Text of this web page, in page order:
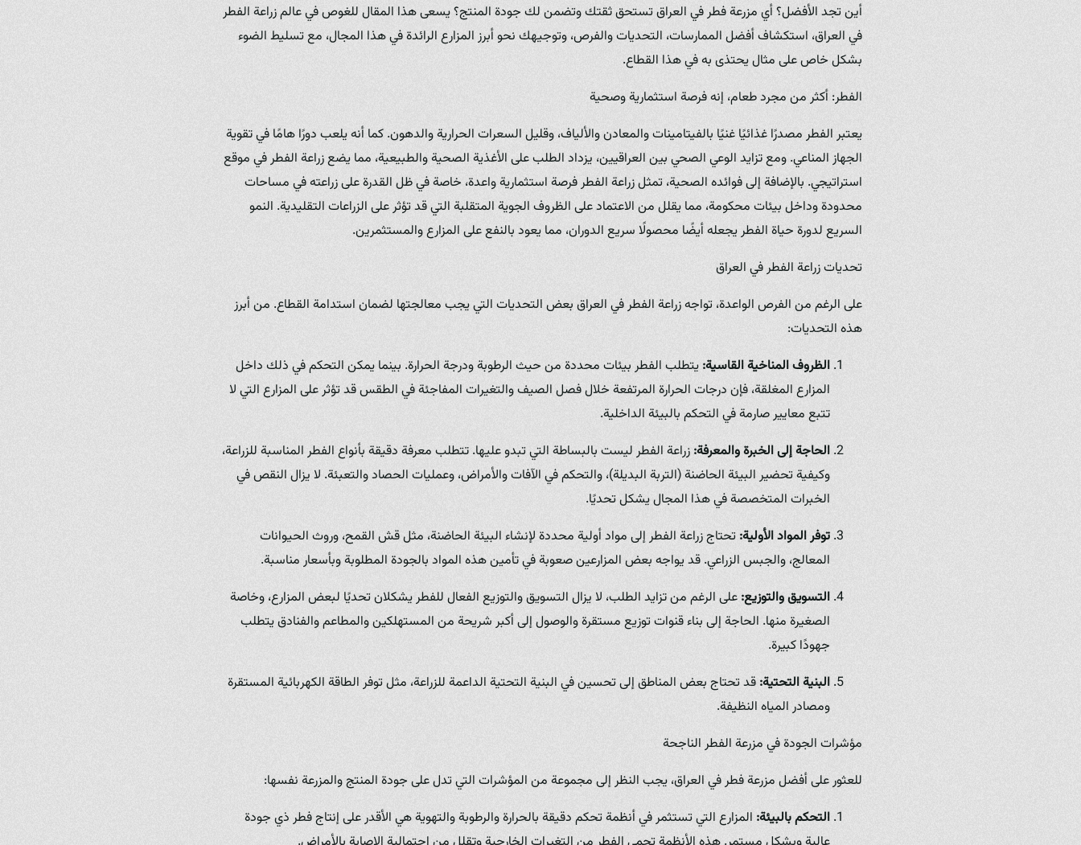
أين تجد الأفضل؟ أي مزرعة فطر في العراق تستحق ثقتك وتضمن لك جودة المنتج؟ يسعى هذا المقال للغوص في عالم زراعة الفطر
في العراق، استكشاف أفضل الممارسات، التحديات والفرص، وتوجيهك نحو أبرز المزارع الرائدة في هذا المجال، مع تسليط الضوء
بشكل خاص على مثال يحتذى به في هذا القطاع.
الفطر: أكثر من مجرد طعام، إنه فرصة استثمارية وصحية
يعتبر الفطر مصدرًا غذائيًا غنيًا بالفيتامينات والمعادن والألياف، وقليل السعرات الحرارية والدهون. كما أنه يلعب دورًا هامًا في تقوية
الجهاز المناعي. ومع تزايد الوعي الصحي بين العراقيين، يزداد الطلب على الأغذية الصحية والطبيعية، مما يضع زراعة الفطر في موقع
استراتيجي. بالإضافة إلى فوائده الصحية، تمثل زراعة الفطر فرصة استثمارية واعدة، خاصة في ظل القدرة على زراعته في مساحات
محدودة وداخل بيئات محكومة، مما يقلل من الاعتماد على الظروف الجوية المتقلبة التي قد تؤثر على الزراعات التقليدية. النمو
السريع لدورة حياة الفطر يجعله أيضًا محصولًا سريع الدوران، مما يعود بالنفع على المزارع والمستثمرين.
تحديات زراعة الفطر في العراق
على الرغم من الفرص الواعدة، تواجه زراعة الفطر في العراق بعض التحديات التي يجب معالجتها لضمان استدامة القطاع. من أبرز
هذه التحديات:
الظروف المناخية القاسية: يتطلب الفطر بيئات محددة من حيث الرطوبة ودرجة الحرارة. بينما يمكن التحكم في ذلك داخل
المزارع المغلقة، فإن درجات الحرارة المرتفعة خلال فصل الصيف والتغيرات المفاجئة في الطقس قد تؤثر على المزارع التي لا
تتبع معايير صارمة في التحكم بالبيئة الداخلية.
الحاجة إلى الخبرة والمعرفة: زراعة الفطر ليست بالبساطة التي تبدو عليها. تتطلب معرفة دقيقة بأنواع الفطر المناسبة للزراعة،
وكيفية تحضير البيئة الحاضنة (التربة البديلة)، والتحكم في الآفات والأمراض، وعمليات الحصاد والتعبئة. لا يزال النقص في
الخبرات المتخصصة في هذا المجال يشكل تحديًا.
توفر المواد الأولية: تحتاج زراعة الفطر إلى مواد أولية محددة لإنشاء البيئة الحاضنة، مثل قش القمح، وروث الحيوانات
المعالج، والجبس الزراعي. قد يواجه بعض المزارعين صعوبة في تأمين هذه المواد بالجودة المطلوبة وبأسعار مناسبة.
التسويق والتوزيع: على الرغم من تزايد الطلب، لا يزال التسويق والتوزيع الفعال للفطر يشكلان تحديًا لبعض المزارع، وخاصة
الصغيرة منها. الحاجة إلى بناء قنوات توزيع مستقرة والوصول إلى أكبر شريحة من المستهلكين والمطاعم والفنادق يتطلب
جهودًا كبيرة.
البنية التحتية: قد تحتاج بعض المناطق إلى تحسين في البنية التحتية الداعمة للزراعة، مثل توفر الطاقة الكهربائية المستقرة
ومصادر المياه النظيفة.
مؤشرات الجودة في مزرعة الفطر الناجحة
للعثور على أفضل مزرعة فطر في العراق، يجب النظر إلى مجموعة من المؤشرات التي تدل على جودة المنتج والمزرعة نفسها:
التحكم بالبيئة: المزارع التي تستثمر في أنظمة تحكم دقيقة بالحرارة والرطوبة والتهوية هي الأقدر على إنتاج فطر ذي جودة